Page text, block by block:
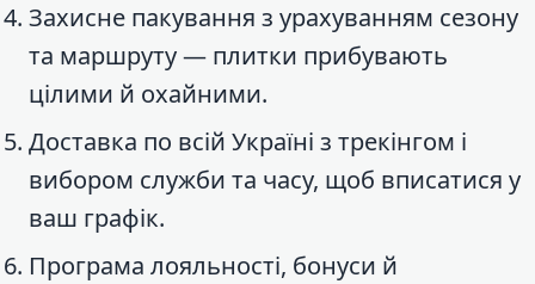
Захисне пакування з урахуванням сезону
та маршруту — плитки прибувають
цілими й охайними.
Доставка по всій Україні з трекінгом і
вибором служби та часу, щоб вписатися у
ваш графік.
Програма лояльності, бонуси й